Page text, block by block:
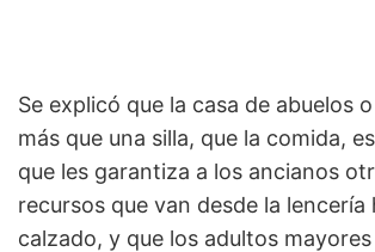
Se explicó que la casa de abuelos
más que una silla, que la comida,
que les garantiza a los ancianos
recursos que van desde la lencería
calzado, y que los adultos mayores